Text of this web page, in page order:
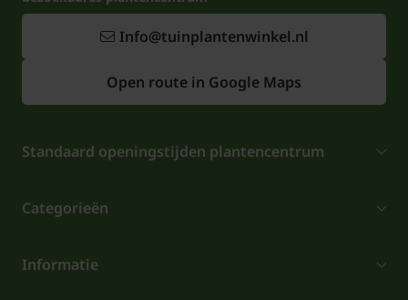
Info@tuinplantenwinkel.nl
Open route in Google Maps
Standaard openingstijden plantencentrum
Categorieën
Informatie